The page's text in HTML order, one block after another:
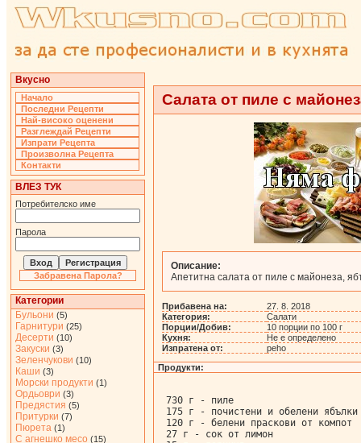
Вкусно
Начало
Последни Рецепти
Най-високо оценени
Разглеждай Рецепти
Изпрати Рецепта
Произволна Рецепта
Контакти
ВЛЕЗ ТУК
Потребителско име
Парола
Забравена Парола?
Категории
Бульони (5)
Гарнитури (25)
Десерти (10)
Закуски (3)
Зеленчукови (10)
Каши (3)
Морски продукти (1)
Ордьоври (3)
Предястия (5)
Притурки (7)
Пюрета (1)
С агнешко месо (15)
Салата от пиле с
Описание:
Апетитна салата от пиле с майонеза,
Прибавена на:
27. 8. 2018
Категория:
Салати
Порции/Добив:
10 порции по 100 г
Кухня:
Не е определено
Изпратена от:
peho
Продукти:
730 г - пиле
175 г - почистени и обелени ябълки
120 г - белени праскови от компот
27 г - сок от лимон